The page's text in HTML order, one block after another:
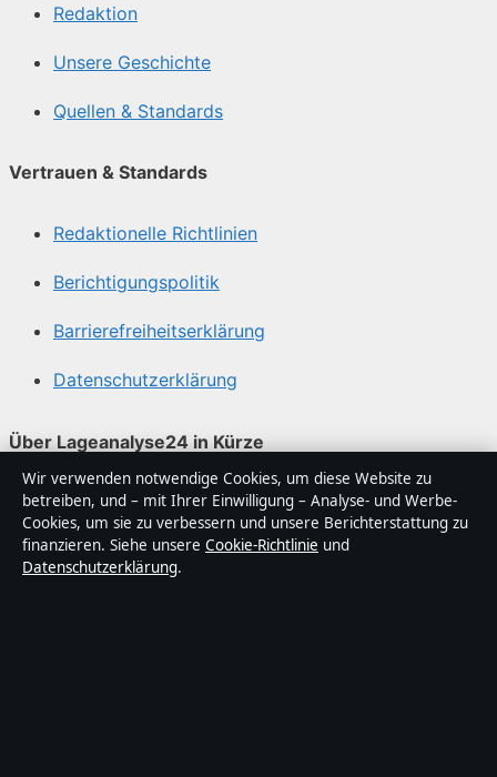
Redaktion
Unsere Geschichte
Quellen & Standards
Vertrauen & Standards
Redaktionelle Richtlinien
Berichtigungspolitik
Barrierefreiheitserklärung
Datenschutzerklärung
Über Lageanalyse24 in Kürze
Lageanalyse24 ist ein unabhängiger digitaler
Nachrichtenanbieter mit Fokus auf Politik, Wirtschaft,
Technik und Gesellschaft in Deutschland. Jeder Artikel
trägt eine Byline, wird von einem Redakteur geprüft und
Wir verwenden notwendige Cookies, um diese Website zu
betreiben, und – mit Ihrer Einwilligung – Analyse- und Werbe-
Cookies, um sie zu verbessern und unsere Berichterstattung zu
finanzieren. Siehe unsere Cookie-Richtlinie und
Datenschutzerklärung.